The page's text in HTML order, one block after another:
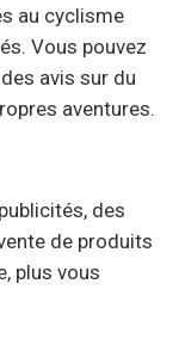
au cyclisme
Vous pouvez
avis sur du
aventures.
des
de produits
plus vous